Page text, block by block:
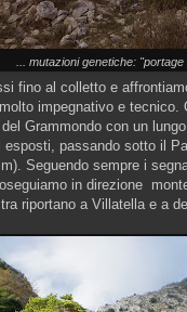
... mutazioni genetiche:
fino al colletto e
impegnativo e tecnico.
Grammondo con un
passando sotto il
Seguendo sempre i
in direzione
riportano a Villatella e a